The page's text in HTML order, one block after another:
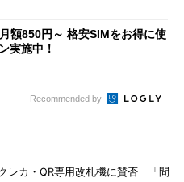
額850円～ 格安SIMをお得に使
実施中！
Recommended by
レカ・QR専用改札機に賛否 「問